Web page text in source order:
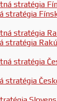
stratégia
stratégia
stratégia